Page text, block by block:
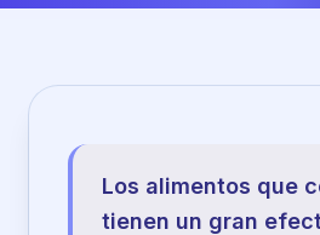
Los alimentos que
tienen un gran